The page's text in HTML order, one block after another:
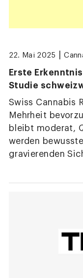
22. Mai 2025
Erste
Studie
Swiss Cannabis
Mehrheit
bleibt moderat,
werden
gravierenden